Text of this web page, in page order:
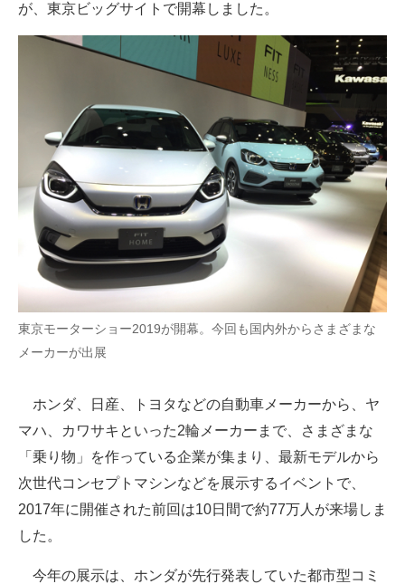
スマホと通信の最新トレンド
進化するPCとデバイスの未来
ビジネスと働き方のヒント
AI活用のいまが分かる
企業ITのトレンドを詳説
経営リーダーのコミュニティ
マーケ×ITの今がよく分かる
ITエンジニア向け専門サイト
IT製品の技術・比較・事例
モノづくり技術者専門サイト
が、東京ビッグサイトで開幕しました。
東京モーターショー2019が開幕。今回も国内外からさまざまな
メーカーが出展
ホンダ、日産、トヨタなどの自動車メーカーから、ヤ
マハ、カワサキといった2輪メーカーまで、さまざまな
「乗り物」を作っている企業が集まり、最新モデルから
次世代コンセプトマシンなどを展示するイベントで、
2017年に開催された前回は10日間で約77万人が来場しま
した。
今年の展示は、ホンダが先行発表していた都市型コミ